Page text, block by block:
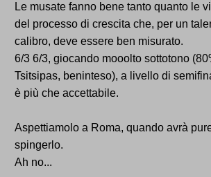
Le musate fanno bene tanto quanto le
del processo di crescita che, per un
calibro, deve essere ben misurato.
6/3 6/3, giocando mooolto sottotono
Tsitsipas, beninteso), a livello di
è più che accettabile.
Aspettiamolo a Roma, quando avrà
spingerlo.
Ah no...